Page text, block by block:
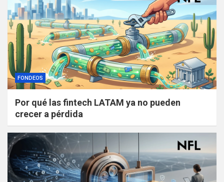
FONDEOS
Por qué las fintech LATAM ya no pueden
crecer a pérdida